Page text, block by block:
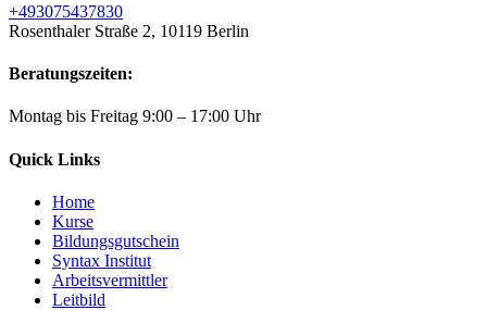
+493075437830
Rosenthaler Straße 2, 10119 Berlin
Beratungszeiten:
Montag bis Freitag 9:00 – 17:00 Uhr
Quick Links
Home
Kurse
Bildungsgutschein
Syntax Institut
Arbeitsvermittler
Leitbild